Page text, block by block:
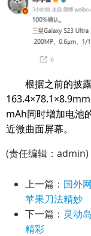
根据之前的披露
mAh同时增加电池
近微曲面屏幕。
(责任编辑：admin)
上一篇： 国外
苹果刀法精妙
下一篇： 灵动
精彩